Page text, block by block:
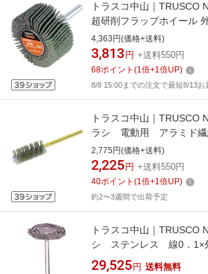
トラスコ中山｜TRUSCO
超研削フラップホイール
個入 ＃Z40 HF3025Z−40
はイメージです。実際の
4,363円(価格+送料)
3,813 円 +送料550円
68ポイント (1倍+1倍UP)
8/8 15:00までの注文で最短8/13お
トラスコ中山｜TRUSCO
ラシ 電動用 アラミド
φ19×軸φ6 TB5744
2,775円(価格+送料)
2,225 円 +送料550円
40ポイント (1倍+1倍UP)
約2〜3週間で出荷予定
トラスコ中山｜TRUSCO
シ ステンレス 線0．1×
入 233H450P
29,525 円 送料無料